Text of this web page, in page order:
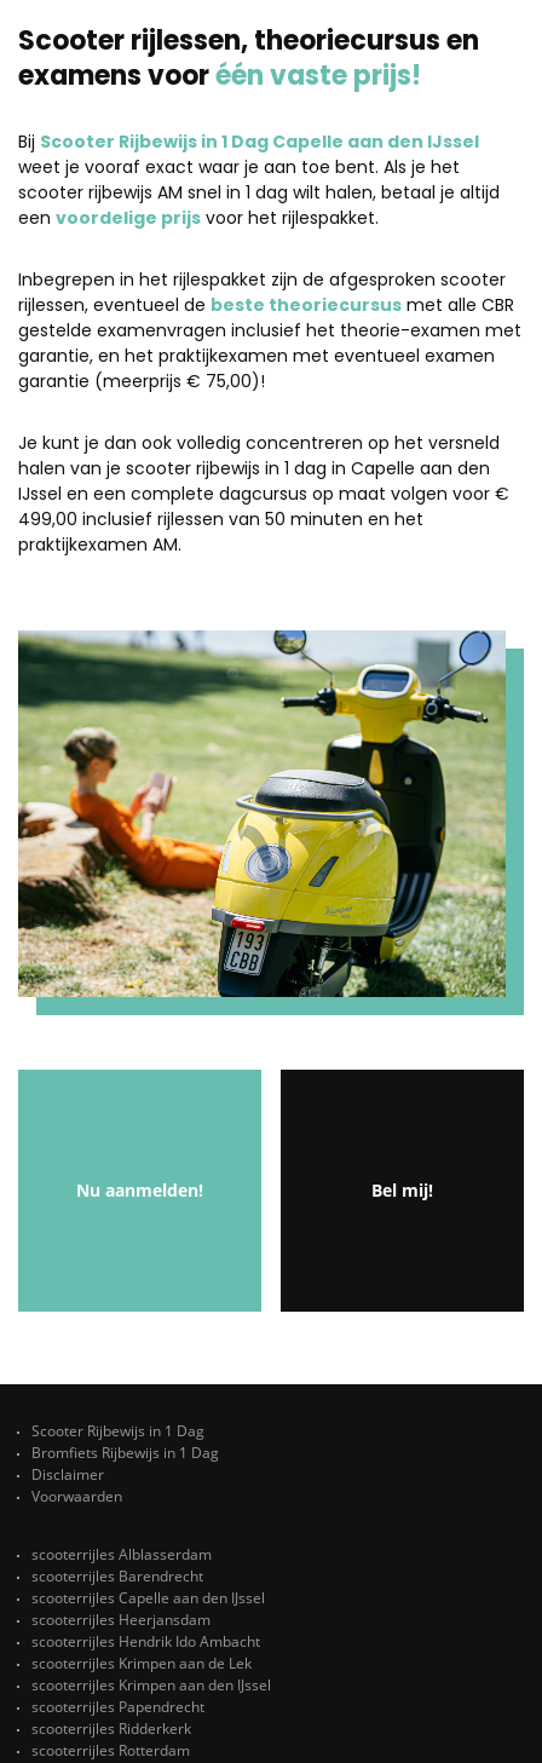
Scooter rijlessen, theoriecursus en
examens vooréén vaste prijs!
Bij Scooter Rijbewijs in 1 Dag Capelle aan den IJssel
weet je vooraf exact waar je aan toe bent. Als je het
scooter rijbewijs AM snel in 1 dag wilt halen, betaal je altijd
een voordelige prijs voor het rijlespakket.
Inbegrepen in het rijlespakket zijn de afgesproken scooter
rijlessen, eventueel de beste theoriecursus met alle CBR
gestelde examenvragen inclusief het theorie-examen met
garantie, en het praktijkexamen met eventueel examen
garantie (meerprijs € 75,00)!
Je kunt je dan ook volledig concentreren op het versneld
halen van je scooter rijbewijs in 1 dag in Capelle aan den
IJssel en een complete dagcursus op maat volgen voor €
499,00 inclusief rijlessen van 50 minuten en het
praktijkexamen AM.
Nu aanmelden! Bel mij!
Scooter Rijbewijs in 1 Dag
Bromfiets Rijbewijs in 1 Dag
Disclaimer
Voorwaarden
scooterrijles Alblasserdam
scooterrijles Barendrecht
scooterrijles Capelle aan den IJssel
scooterrijles Heerjansdam
scooterrijles Hendrik Ido Ambacht
scooterrijles Krimpen aan de Lek
scooterrijles Krimpen aan den IJssel
scooterrijles Papendrecht
scooterrijles Ridderkerk
scooterrijles Rotterdam